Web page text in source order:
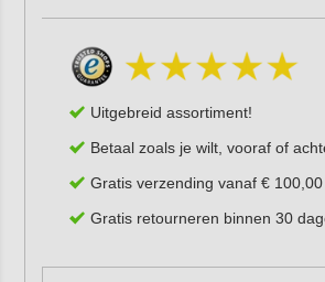
Uitgebreid assortiment!
Betaal zoals je wilt, vooraf of
Gratis verzending vanaf € 100,00
Gratis retourneren binnen 30